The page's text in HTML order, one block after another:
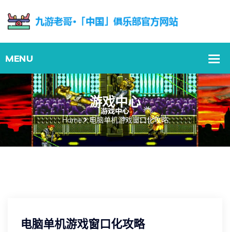
游戏中心
Home 电脑单机游戏窗口化攻略
电脑单机游戏窗口化攻略